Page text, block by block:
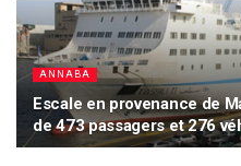
ANNABA
Escale en provenance de
de 473 passagers et 276